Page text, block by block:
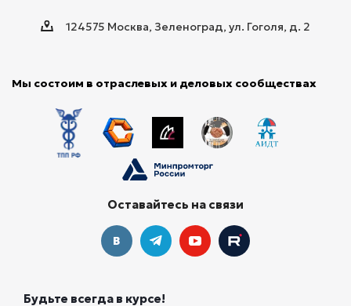
124575 Москва, Зеленоград, ул. Гоголя, д. 2
Мы состоим в отраслевых и деловых сообществах
Оставайтесь на связи
Будьте всегда в курсе!